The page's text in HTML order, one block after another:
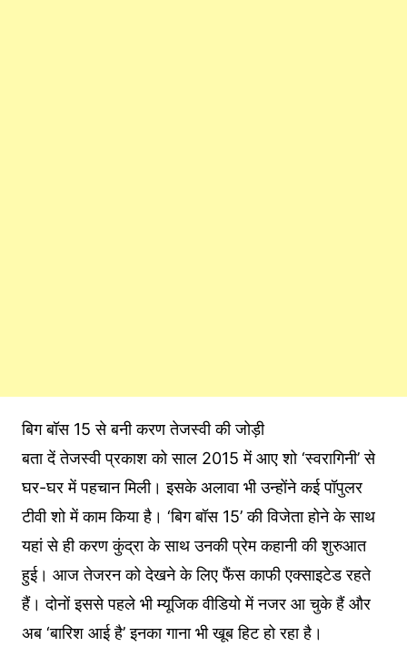
बिग बॉस 15 से बनी करण तेजस्वी की जोड़ी
बता दें तेजस्वी प्रकाश को साल 2015 में आए शो ‘स्वरागिनी’ से
घर-घर में पहचान मिली। इसके अलावा भी उन्होंने कई पॉपुलर
टीवी शो में काम किया है। ‘बिग बॉस 15’ की विजेता होने के साथ
यहां से ही करण कुंद्रा के साथ उनकी प्रेम कहानी की शुरुआत
हुई। आज तेजरन को देखने के लिए फैंस काफी एक्साइटेड रहते
हैं। दोनों इससे पहले भी म्यूजिक वीडियो में नजर आ चुके हैं और
अब ‘बारिश आई है’ इनका गाना भी खूब हिट हो रहा है।